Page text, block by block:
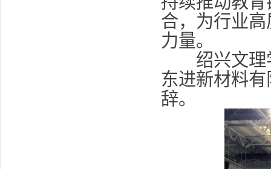
合，为行业
力量。
绍兴文理学
东进新材料
辞。